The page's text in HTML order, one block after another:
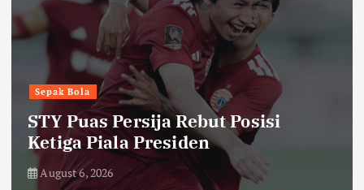
Sepak Bola
STY Puas Persija Rebut Posisi
Ketiga Piala Presiden
August 6, 2026